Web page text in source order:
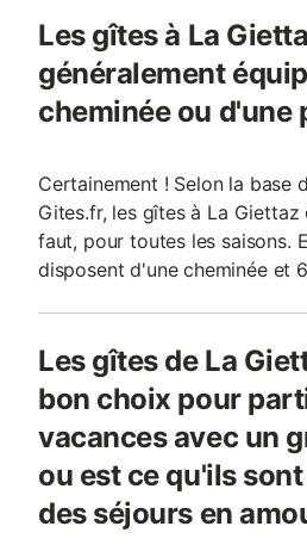
Les gîtes à La
généralement
cheminée ou d'une
Certainement ! Selon la base
Gites.fr, les gîtes à La
faut, pour toutes les saisons.
disposent d'une cheminée et
Les gîtes de La
bon choix pour
vacances avec un
ou est ce qu'ils
des séjours en